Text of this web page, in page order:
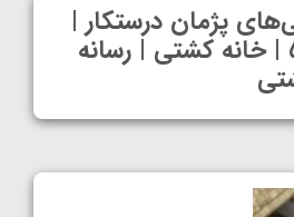
پژمان درستکار |
صفحه ۲ از ۵ | خانه کشتی | رسانه